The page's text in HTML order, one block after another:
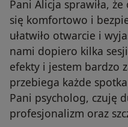
Pani Alicja sprawiła,
się komfortowo i
ułatwiło otwarcie i
nami dopiero kilka
efekty i jestem bardzo
przebiega każde
Pani psycholog, czuję
profesjonalizm oraz